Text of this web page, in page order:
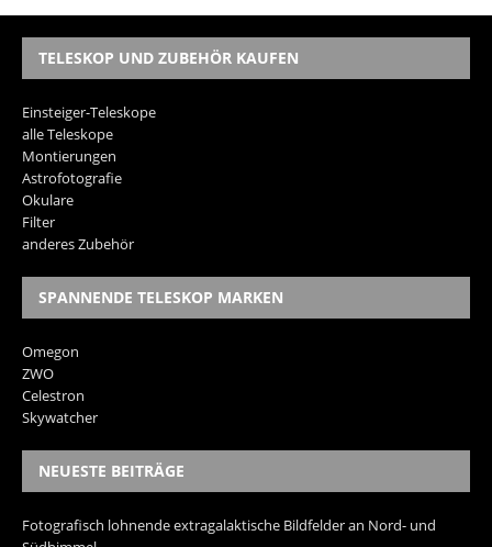
TELESKOP UND ZUBEHÖR KAUFEN
Einsteiger-Teleskope
alle Teleskope
Montierungen
Astrofotografie
Okulare
Filter
anderes Zubehör
SPANNENDE TELESKOP MARKEN
Omegon
ZWO
Celestron
Skywatcher
NEUESTE BEITRÄGE
Fotografisch lohnende extragalaktische Bildfelder an Nord- und